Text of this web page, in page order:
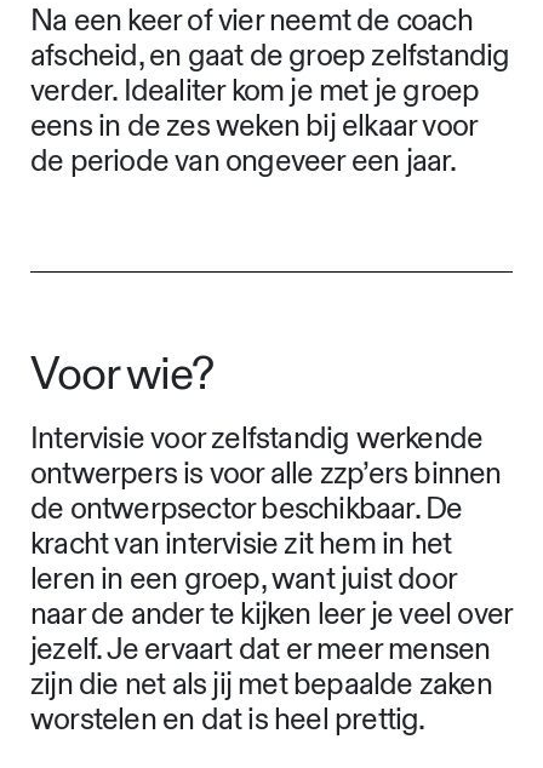
Na een keer of vier neemt de coach
afscheid, en gaat de groep zelfstandig
verder. Idealiter kom je met je groep
eens in de zes weken bij elkaar voor
de periode van ongeveer een jaar.
Voor wie?
Intervisie voor zelfstandig werkende
ontwerpers is voor alle zzp’ers binnen
de ontwerpsector beschikbaar. De
kracht van intervisie zit hem in het
leren in een groep, want juist door
naar de ander te kijken leer je veel over
jezelf. Je ervaart dat er meer mensen
zijn die net als jij met bepaalde zaken
worstelen en dat is heel prettig.